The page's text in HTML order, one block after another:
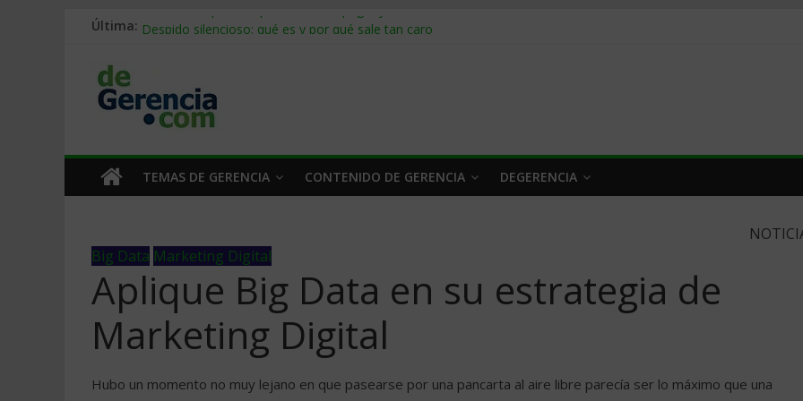
Última: Stablecoins para empresas: cómo pagar y cobrar en 2026
Trabajo forzoso en la cadena de suministro: qué hacer
Mercado hispano de EE. UU.: cómo segmentarlo y venderle
TEMAS DE GERENCIA CONTENIDO DE GERENCIA DEGERENCIA
Big Data Marketing Digital
Aplique Big Data en su estrategia de
Marketing Digital
Hubo un momento no muy lejano en que pasearse por una pancarta al aire libre parecía ser lo máximo que una